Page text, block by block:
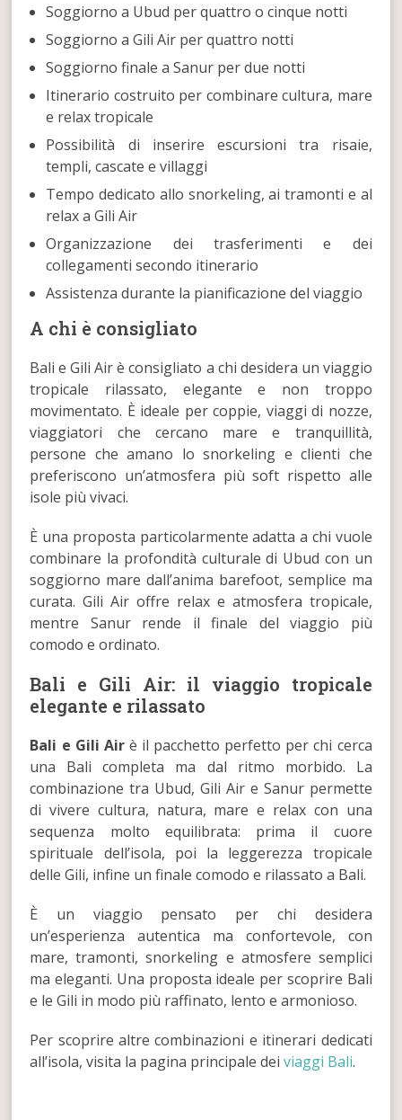
Soggiorno a Ubud per quattro o cinque notti
Soggiorno a Gili Air per quattro notti
Soggiorno finale a Sanur per due notti
Itinerario costruito per combinare cultura, mare
e relax tropicale
Possibilità di inserire escursioni tra risaie,
templi, cascate e villaggi
Tempo dedicato allo snorkeling, ai tramonti e al
relax a Gili Air
Organizzazione dei trasferimenti e dei
collegamenti secondo itinerario
Assistenza durante la pianificazione del viaggio
A chi è consigliato
Bali e Gili Air è consigliato a chi desidera un viaggio
tropicale rilassato, elegante e non troppo
movimentato. È ideale per coppie, viaggi di nozze,
viaggiatori che cercano mare e tranquillità,
persone che amano lo snorkeling e clienti che
preferiscono un’atmosfera più soft rispetto alle
isole più vivaci.
È una proposta particolarmente adatta a chi vuole
combinare la profondità culturale di Ubud con un
soggiorno mare dall’anima barefoot, semplice ma
curata. Gili Air offre relax e atmosfera tropicale,
mentre Sanur rende il finale del viaggio più
comodo e ordinato.
Bali e Gili Air: il viaggio tropicale
elegante e rilassato
Bali e Gili Airè il pacchetto perfetto per chi cerca
una Bali completa ma dal ritmo morbido. La
combinazione tra Ubud, Gili Air e Sanur permette
di vivere cultura, natura, mare e relax con una
sequenza molto equilibrata: prima il cuore
spirituale dell’isola, poi la leggerezza tropicale
delle Gili, infine un finale comodo e rilassato a Bali.
È un viaggio pensato per chi desidera
un’esperienza autentica ma confortevole, con
mare, tramonti, snorkeling e atmosfere semplici
ma eleganti. Una proposta ideale per scoprire Bali
e le Gili in modo più raffinato, lento e armonioso.
Per scoprire altre combinazioni e itinerari dedicati
all’isola, visita la pagina principale deiviaggi Bali.